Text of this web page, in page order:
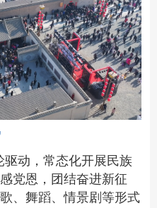
驱动，常态化开展民族
党恩，团结奋进新征
、舞蹈、情景剧等形式